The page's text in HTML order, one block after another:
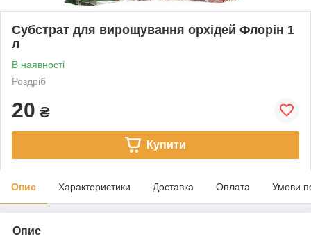
Субстрат для вирощування орхідей Флорін 1
л
В наявності
Роздріб
20 ₴
Купити
Опис Характеристики Доставка Оплата Умови
Опис